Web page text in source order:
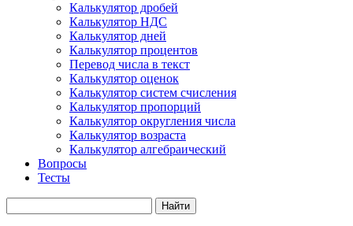
Калькулятор дробей
Калькулятор НДС
Калькулятор дней
Калькулятор процентов
Перевод числа в текст
Калькулятор оценок
Калькулятор систем счисления
Калькулятор пропорций
Калькулятор округления числа
Калькулятор возраста
Калькулятор алгебраический
Вопросы
Тесты
Найти